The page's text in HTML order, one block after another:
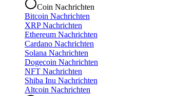
Coin Nachrichten
Bitcoin Nachrichten
XRP Nachrichten
Ethereum Nachrichten
Cardano Nachrichten
Solana Nachrichten
Dogecoin Nachrichten
NFT Nachrichten
Shiba Inu Nachrichten
Altcoin Nachrichten